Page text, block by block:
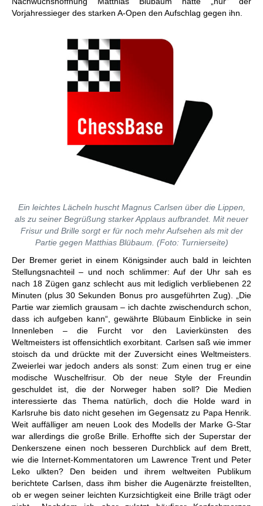
Vorjahressieger des starken A-Open den Aufschlag gegen ihn.
Ein leichtes Lächeln huscht Magnus Carlsen über die Lippen,
als zu seiner Begrüßung starker Applaus aufbrandet. Mit neuer
Frisur und Brille sorgt er für noch mehr Aufsehen als mit der
Partie gegen Matthias Blübaum. (Foto: Turnierseite)
Der Bremer geriet in einem Königsinder auch bald in leichten
Stellungsnachteil – und noch schlimmer: Auf der Uhr sah es
nach 18 Zügen ganz schlecht aus mit lediglich verbliebenen 22
Minuten (plus 30 Sekunden Bonus pro ausgeführten Zug). „Die
Partie war ziemlich grausam – ich dachte zwischendurch schon,
dass ich aufgeben kann“, gewährte Blübaum Einblicke in sein
Innenleben – die Furcht vor den Lavierkünsten des
Weltmeisters ist offensichtlich exorbitant. Carlsen saß wie immer
stoisch da und drückte mit der Zuversicht eines Weltmeisters.
Zweierlei war jedoch anders als sonst: Zum einen trug er eine
modische Wuschelfrisur. Ob der neue Style der Freundin
geschuldet ist, die der Norweger haben soll? Die Medien
interessierte das Thema natürlich, doch die Holde ward in
Karlsruhe bis dato nicht gesehen im Gegensatz zu Papa Henrik.
Weit auffälliger am neuen Look des Modells der Marke G-Star
war allerdings die große Brille. Erhoffte sich der Superstar der
Denkerszene einen noch besseren Durchblick auf dem Brett,
wie die Internet-Kommentatoren um Lawrence Trent und Peter
Leko ulkten? Den beiden und ihrem weltweiten Publikum
berichtete Carlsen, dass ihm bisher die Augenärzte freistellten,
ob er wegen seiner leichten Kurzsichtigkeit eine Brille trägt oder